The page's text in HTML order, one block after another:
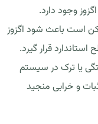
وجود دارد.
است باعث شود اگزوز
قرار گیرد.
یا ترک در سیستم
و خرابی منجید